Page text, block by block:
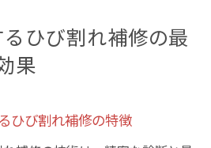
ひび割れ補修の最
果
ひび割れ補修の特徴